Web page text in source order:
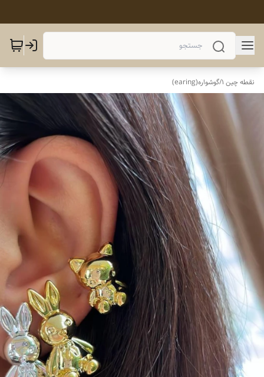
نقطه چین 1 /گوشواره(earing)